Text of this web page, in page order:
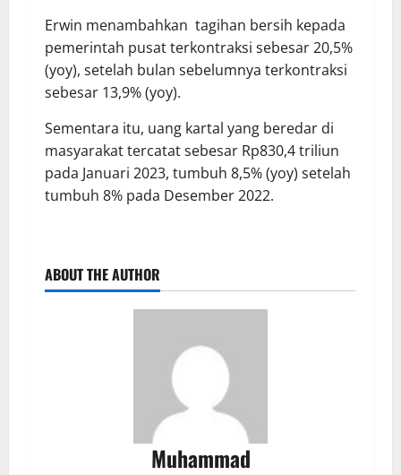
Erwin menambahkan tagihan bersih kepada
pemerintah pusat terkontraksi sebesar 20,5%
(yoy), setelah bulan sebelumnya terkontraksi
sebesar 13,9% (yoy).
Sementara itu, uang kartal yang beredar di
masyarakat tercatat sebesar Rp830,4 triliun
pada Januari 2023, tumbuh 8,5% (yoy) setelah
tumbuh 8% pada Desember 2022.
ABOUT THE AUTHOR
Muhammad